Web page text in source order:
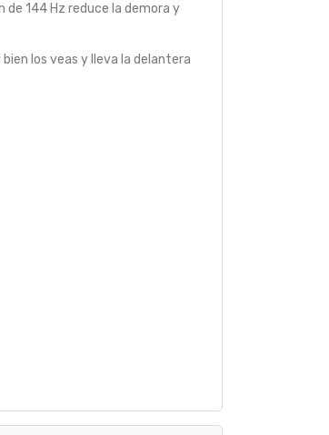
144 Hz reduce la demora y
los veas y lleva la delantera